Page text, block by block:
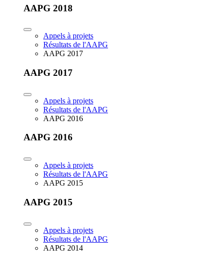
AAPG 2018
Appels à projets
Résultats de l'AAPG
AAPG 2017
AAPG 2017
Appels à projets
Résultats de l'AAPG
AAPG 2016
AAPG 2016
Appels à projets
Résultats de l'AAPG
AAPG 2015
AAPG 2015
Appels à projets
Résultats de l'AAPG
AAPG 2014